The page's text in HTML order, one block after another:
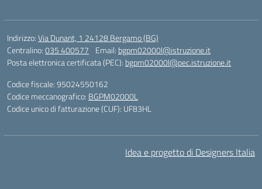
Indirizzo:Via Dunant, 1 24128 Bergamo (BG)
Centralino:035 400577 Email: bgpm02000l@istruzione.it
Posta elettronica certificata (PEC): bgpm02000l@pec.istruzione.it
Codice fiscale: 95024550162
Codice meccanografico: BGPM02000L
Codice unico di fatturazione (CUF): UF83HL
Idea e progetto di Designers Italia